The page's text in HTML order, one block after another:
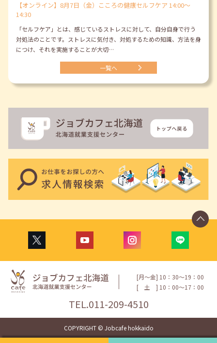
【オンライン】8月7日（金）こころの健康セルフケア 14:00～
14:30
「セルフケア」とは、感じているストレスに対して、自分自身で行う
対処法のことです。ストレスに気付き、対処するための知識、方法を身
につけ、それを実施することが大切…
一覧へ
[月〜金] 10：30〜19：00
[
土 ] 10：00〜17：00
TEL.011-209-4510
COPYRIGHT © Jobcafe hokkaido